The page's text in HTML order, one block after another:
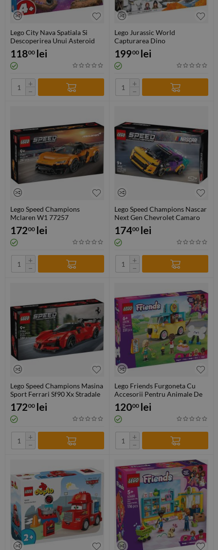
Lego City Nava Spatiala Si
Descoperirea Unui Asteroid
60429
11800 lei
+
−
Lego Jurassic World
Capturarea Dino
Velociraptorilor Blue Si Beta
76946
19900 lei
+
−
Lego Speed Champions
Mclaren W1 77257
17200 lei
+
−
Lego Speed Champions Nascar
Next Gen Chevrolet Camaro
Zl1 76935
17400 lei
+
−
Lego Speed Champions Masina
Sport Ferrari Sf90 Xx Stradale
77254
17200 lei
+
−
Lego Friends Furgoneta Cu
Accesorii Pentru Animale De
Companie 42678
12000 lei
+
−